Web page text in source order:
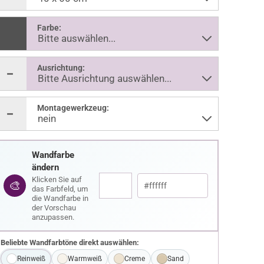
Farbe:
Ausrichtung:
Montagewerkzeug:
🎨
Wandfarbe
ändern
Klicken Sie auf
das Farbfeld, um
die Wandfarbe in
der Vorschau
anzupassen.
Beliebte Wandfarbtöne direkt auswählen:
Reinweiß Warmweiß Creme Sand